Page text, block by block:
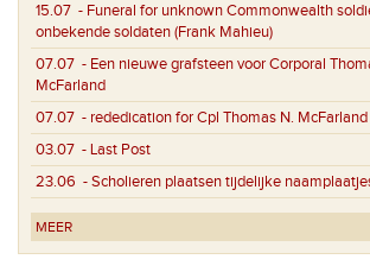
15.07 - Funeral for unknown Commonwealth
onbekende soldaten (Frank Mahieu)
07.07 - Een nieuwe grafsteen voor Corporal
McFarland
07.07 - rededication for Cpl Thomas N.
03.07 - Last Post
23.06 - Scholieren plaatsen tijdelijke
MEER